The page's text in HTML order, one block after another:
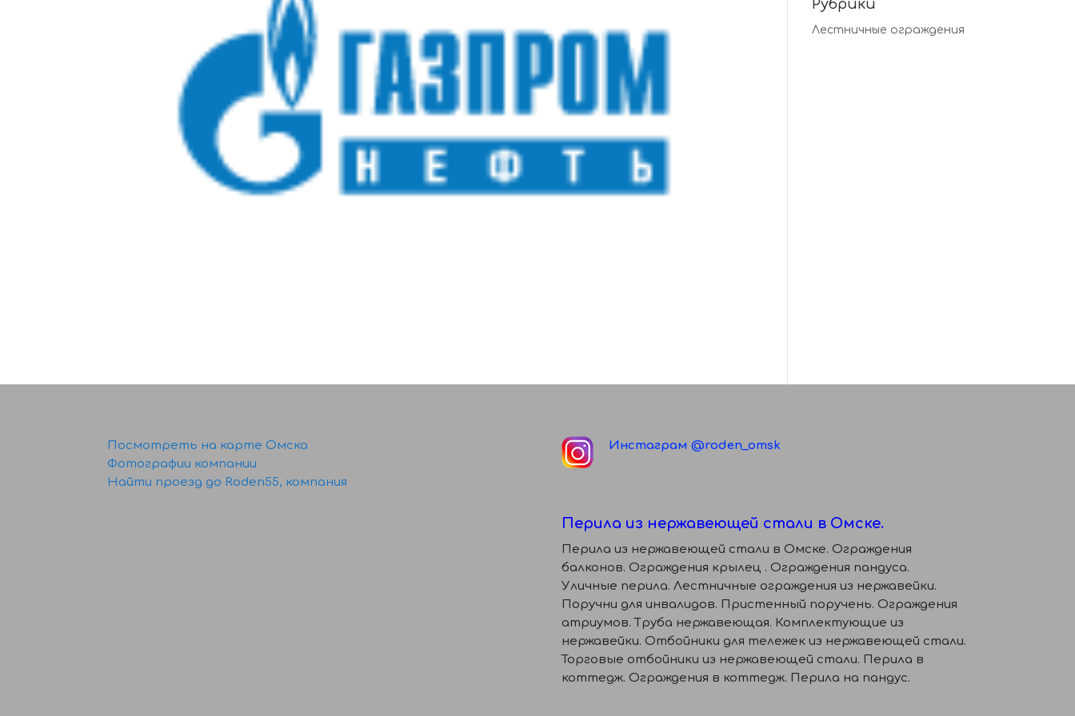
Рубрики
Лестничные ограждения
Посмотреть на карте Омска
Фотографии компании
Найти проезд до Roden55, компания
Инстаграм @roden_omsk
Перила из нержавеющей стали в Омске.
Перила из нержавеющей стали в Омске. Ограждения
балконов. Ограждения крылец . Ограждения пандуса.
Уличные перила. Лестничные ограждения из нержавейки.
Поручни для инвалидов. Пристенный поручень. Ограждения
атриумов. Труба нержавеющая. Комплектующие из
нержавейки. Отбойники для тележек из нержавеющей стали.
Торговые отбойники из нержавеющей стали. Перила в
коттедж. Ограждения в коттедж. Перила на пандус.